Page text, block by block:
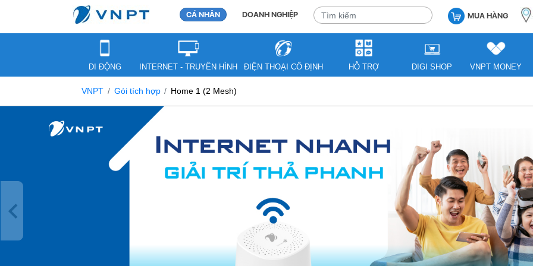
CÁ NHÂN DOANH NGHIỆP MUA HÀNG
DI ĐỘNG INTERNET - TRUYỀN HÌNH ĐIỆN THOẠI CỐ ĐỊNH HỖ TRỢ DIGI SHOP VNPT MONEY
VNPT Gói tích hợp Home 1 (2 Mesh)
Previous